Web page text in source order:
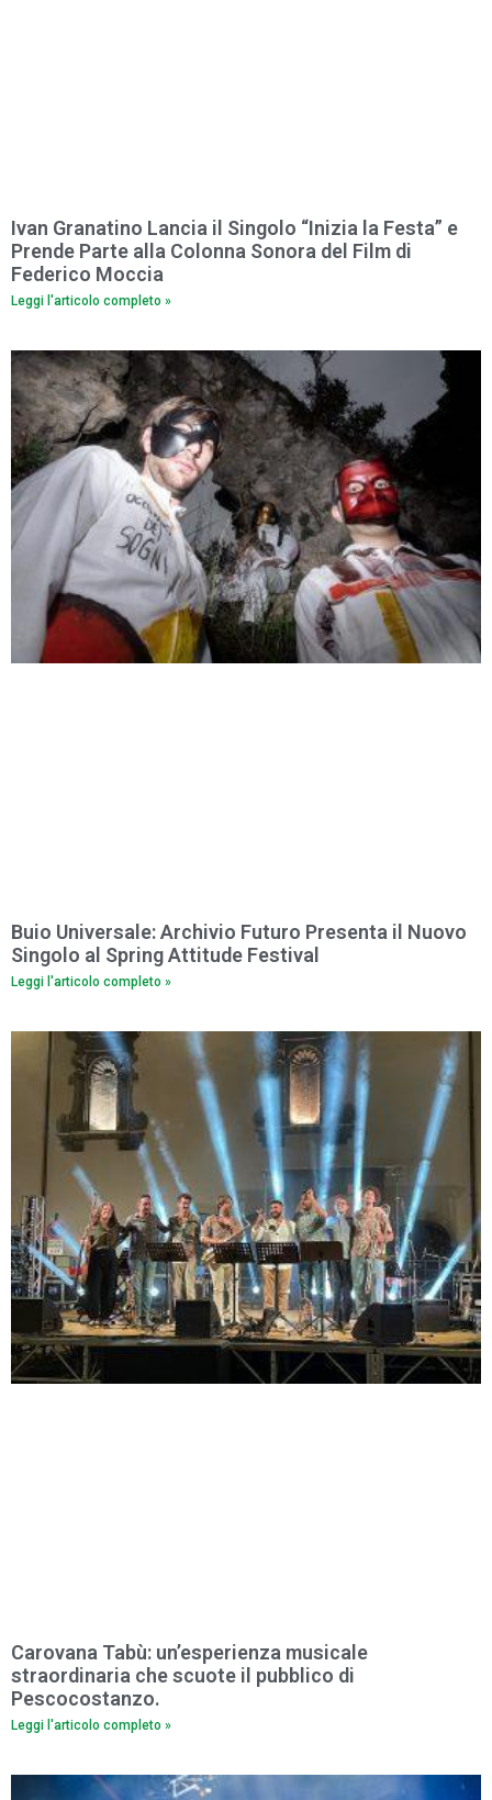
Ivan Granatino Lancia il Singolo “Inizia la Festa” e
Prende Parte alla Colonna Sonora del Film di
Federico Moccia
Leggi l'articolo completo »
Buio Universale: Archivio Futuro Presenta il Nuovo
Singolo al Spring Attitude Festival
Leggi l'articolo completo »
Carovana Tabù: un’esperienza musicale
straordinaria che scuote il pubblico di
Pescocostanzo.
Leggi l'articolo completo »